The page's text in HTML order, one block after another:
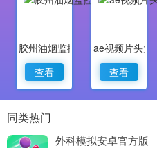
胶州油烟监控
查看
ae视频片头大师
查看
同类热门
外科模拟安卓官方版